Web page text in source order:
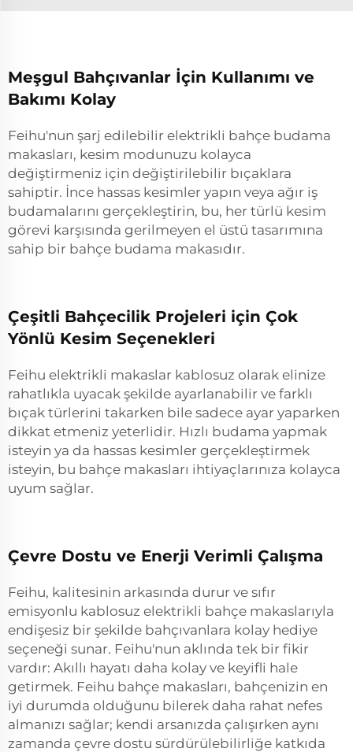
Meşgul Bahçıvanlar İçin Kullanımı ve
Bakımı Kolay
Feihu'nun şarj edilebilir elektrikli bahçe budama
makasları, kesim modunuzu kolayca
değiştirmeniz için değiştirilebilir bıçaklara
sahiptir. İnce hassas kesimler yapın veya ağır iş
budamalarını gerçekleştirin, bu, her türlü kesim
görevi karşısında gerilmeyen el üstü tasarımına
sahip bir bahçe budama makasıdır.
Çeşitli Bahçecilik Projeleri için Çok
Yönlü Kesim Seçenekleri
Feihu elektrikli makaslar kablosuz olarak elinize
rahatlıkla uyacak şekilde ayarlanabilir ve farklı
bıçak türlerini takarken bile sadece ayar yaparken
dikkat etmeniz yeterlidir. Hızlı budama yapmak
isteyin ya da hassas kesimler gerçekleştirmek
isteyin, bu bahçe makasları ihtiyaçlarınıza kolayca
uyum sağlar.
Çevre Dostu ve Enerji Verimli Çalışma
Feihu, kalitesinin arkasında durur ve sıfır
emisyonlu kablosuz elektrikli bahçe makaslarıyla
endişesiz bir şekilde bahçıvanlara kolay hediye
seçeneği sunar. Feihu'nun aklında tek bir fikir
vardır: Akıllı hayatı daha kolay ve keyifli hale
getirmek. Feihu bahçe makasları, bahçenizin en
iyi durumda olduğunu bilerek daha rahat nefes
almanızı sağlar; kendi arsanızda çalışırken aynı
zamanda çevre dostu sürdürülebilirliğe katkıda